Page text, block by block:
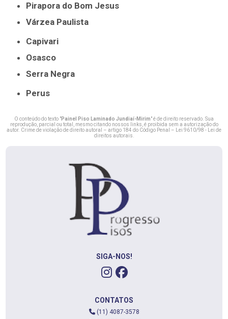
Pirapora do Bom Jesus
Várzea Paulista
Capivari
Osasco
Serra Negra
Perus
O conteúdo do texto "Painel Piso Laminado Jundiaí-Mirim" é de direito reservado. Sua
reprodução, parcial ou total, mesmo citando nossos links, é proibida sem a autorização do
autor. Crime de violação de direito autoral – artigo 184 do Código Penal –
Lei 9610/98 - Lei de
direitos autorais
SIGA-NOS!
CONTATOS
(11) 4087-3578